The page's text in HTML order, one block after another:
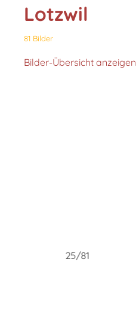
Lotzwil
81 Bilder
Bilder-Übersicht anzeigen